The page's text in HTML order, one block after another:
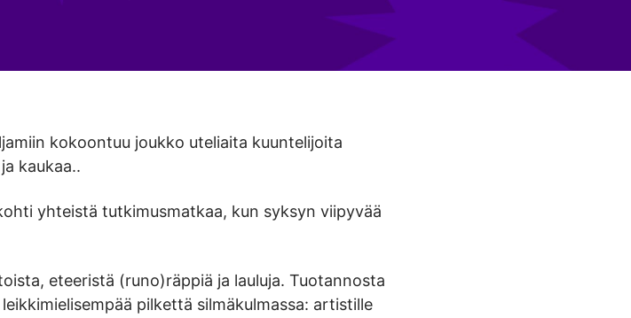
kokoontuu joukko uteliaita kuuntelijoita
kaukaa..
yhteistä tutkimusmatkaa, kun syksyn viipyvää
eteeristä (runo)räppiä ja lauluja. Tuotannosta
pilkettä silmäkulmassa: artistille